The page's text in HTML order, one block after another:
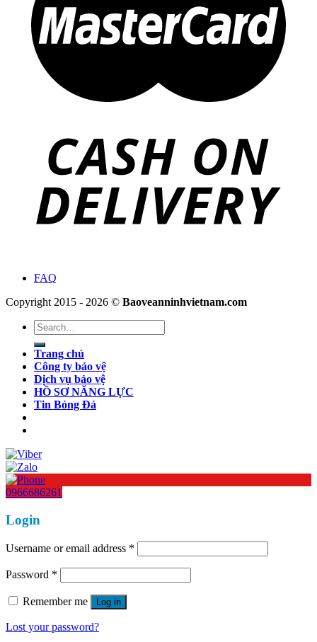
FAQ
Copyright 2015 - 2026 © Baoveanninhvietnam.com
Search
for:
Trang chủ
Công ty bảo vệ
Dịch vụ bảo vệ
HỒ SƠ NĂNG LỰC
Tin Bóng Đá
0966686261
Login
Username or email address *
Password *
Remember me Log in
Lost your password?